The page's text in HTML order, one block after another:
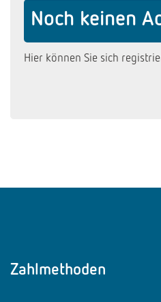
Noch keinen
Hier können Sie sich
Zahlmethoden